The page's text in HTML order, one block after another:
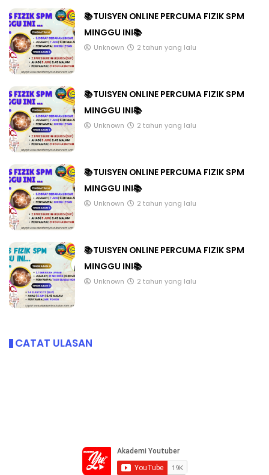
📚TUISYEN ONLINE PERCUMA FIZIK SPM
MINGGU INI📚
Unknown 2 tahun yang lalu
📚TUISYEN ONLINE PERCUMA FIZIK SPM
MINGGU INI📚
Unknown 2 tahun yang lalu
📚TUISYEN ONLINE PERCUMA FIZIK SPM
MINGGU INI📚
Unknown 2 tahun yang lalu
📚TUISYEN ONLINE PERCUMA FIZIK SPM
MINGGU INI📚
Unknown 2 tahun yang lalu
CATAT ULASAN